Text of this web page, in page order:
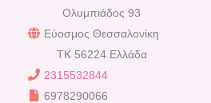
Ολυμπιάδος 93
Εύοσμος Θεσσαλονίκη
TK 56224 Ελλάδα
2315532844
6978290066